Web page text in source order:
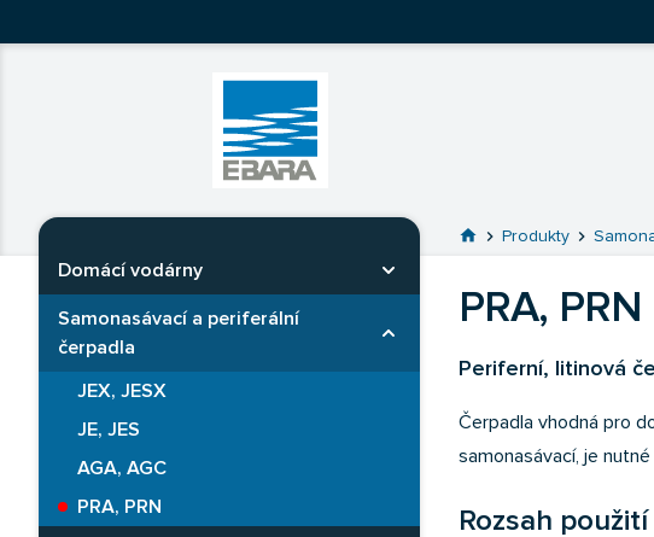
Ebara Česko
Ebara - japonské čerpadlá
Domácí vodárny Rozbaliť kategóriu
Samonasávací a periferální
čerpadla
Rozbaliť kategóriu
JEX, JESX
JE, JES
AGA, AGC
PRA, PRN
Prejsť na hlavnú stránku
home chevron_right Produkty chevron_right
PRA, PRN
Periferní, litinová
Čerpadla vhodná pro
samonasávací, je
Rozsah použití